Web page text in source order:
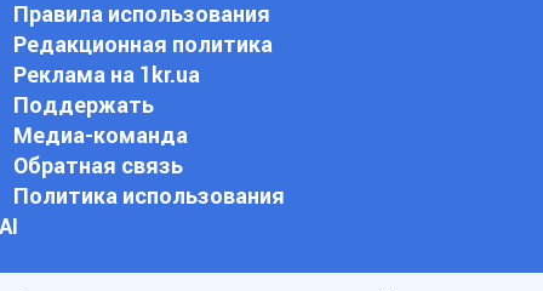
Правила использования
Редакционная политика
Реклама на 1kr.ua
Поддержать
Медиа-команда
Обратная связь
Политика использования
АI